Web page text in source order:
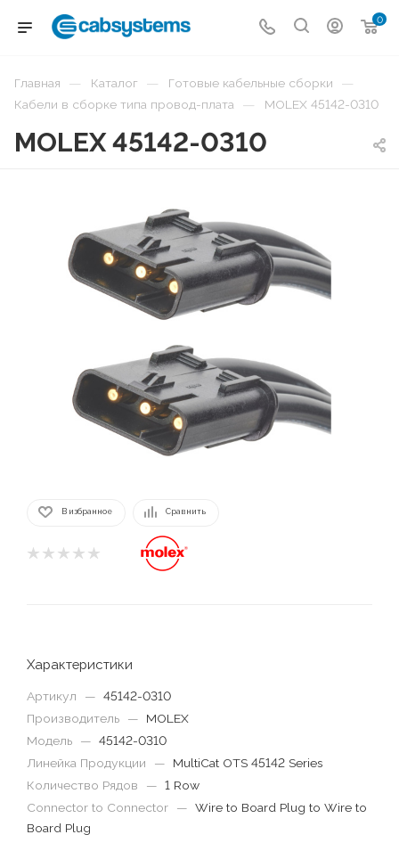
0
Главная — Каталог — Готовые кабельные сборки —
Кабели в сборке типа провод-плата — MOLEX 45142-0310
MOLEX 45142-0310
В избранное Сравнить
Характеристики
Артикул — 45142-0310
Производитель
—
MOLEX
Модель
— 45142-0310
Линейка Продукции
—
MultiCat OTS 45142 Series
Количество Рядов
— 1 Row
Connector to Connector
— Wire to Board Plug to Wire to
Board Plug